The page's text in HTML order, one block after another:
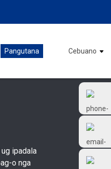
Pangutana Cebuano
+86 18126677577
ipadala
o nga